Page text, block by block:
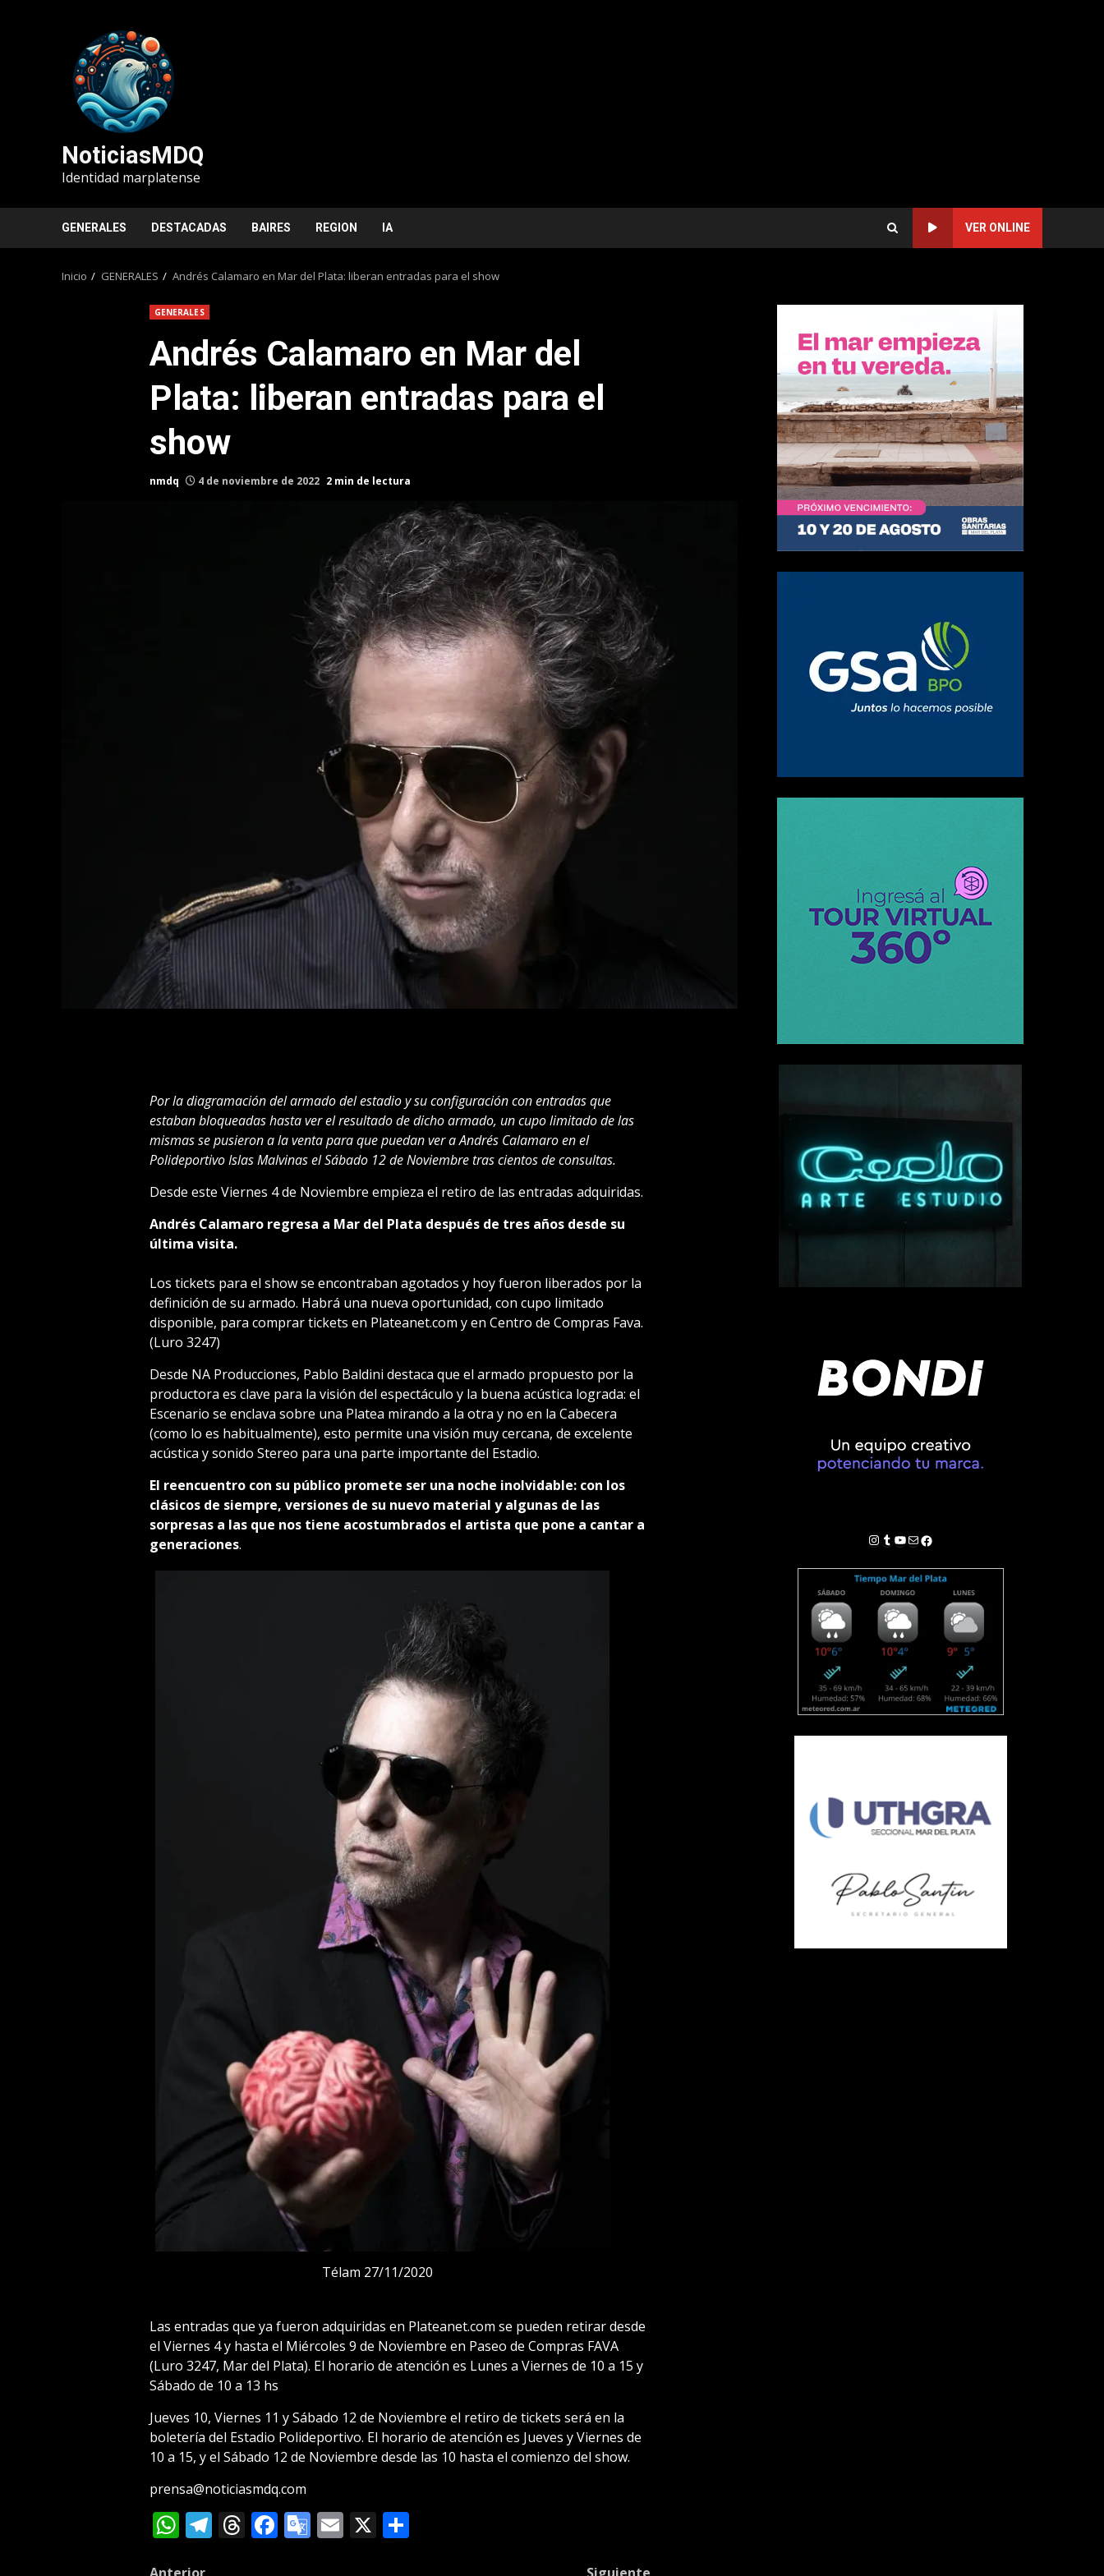
NoticiasMDQ
Identidad marplatense
GENERALES DESTACADAS BAIRES REGION IA VER ONLINE
Inicio GENERALES Andrés Calamaro en Mar del Plata: liberan entradas para el show
GENERALES
Andrés Calamaro en Mar del
Plata: liberan entradas para el
show
nmdq 4 de noviembre de 2022 2 min de lectura
Por la diagramación del armado del estadio y su configuración con entradas que
estaban bloqueadas hasta ver el resultado de dicho armado, un cupo limitado de las
mismas se pusieron a la venta para que puedan ver a Andrés Calamaro en el
Polideportivo Islas Malvinas el Sábado 12 de Noviembre tras cientos de consultas.
Desde este Viernes 4 de Noviembre empieza el retiro de las entradas adquiridas.
Andrés Calamaro regresa a Mar del Plata después de tres años desde su
última visita.
Los tickets para el show se encontraban agotados y hoy fueron liberados por la
definición de su armado. Habrá una nueva oportunidad, con cupo limitado
disponible, para comprar tickets en Plateanet.com y en Centro de Compras Fava.
(Luro 3247)
Desde NA Producciones, Pablo Baldini destaca que el armado propuesto por la
productora es clave para la visión del espectáculo y la buena acústica lograda: el
Escenario se enclava sobre una Platea mirando a la otra y no en la Cabecera
(como lo es habitualmente), esto permite una visión muy cercana, de excelente
acústica y sonido Stereo para una parte importante del Estadio.
El reencuentro con su público promete ser una noche inolvidable: con los
clásicos de siempre, versiones de su nuevo material y algunas de las
sorpresas a las que nos tiene acostumbrados el artista que pone a cantar a
generaciones.
Télam 27/11/2020
Las entradas que ya fueron adquiridas en Plateanet.com se pueden retirar desde
el Viernes 4 y hasta el Miércoles 9 de Noviembre en Paseo de Compras FAVA
(Luro 3247, Mar del Plata). El horario de atención es Lunes a Viernes de 10 a 15 y
Sábado de 10 a 13 hs
Jueves 10, Viernes 11 y Sábado 12 de Noviembre el retiro de tickets será en la
boletería del Estadio Polideportivo. El horario de atención es Jueves y Viernes de
10 a 15, y el Sábado 12 de Noviembre desde las 10 hasta el comienzo del show.
prensa@noticiasmdq.com
WhatsApp
Telegram
Threads
Facebook
Google
Email
X Compartir
Instagram
Tumblr
YouTube
Correo electrónico
Facebook